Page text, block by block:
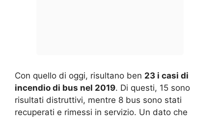
Con quello di oggi, risultano ben 23 i casi di
incendio di bus nel 2019. Di questi, 15 sono
risultati distruttivi, mentre 8 bus sono stati
recuperati e rimessi in servizio. Un dato che